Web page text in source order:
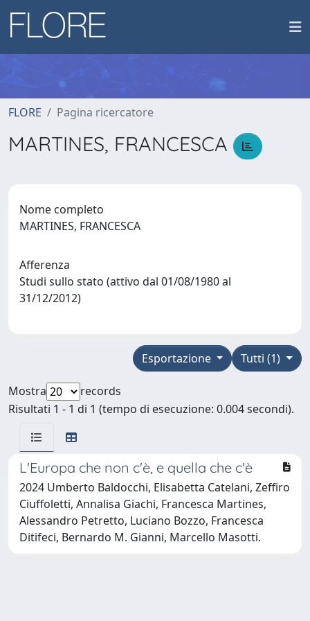
FLORE Pagina ricercatore
MARTINES, FRANCESCA
Nome completo
MARTINES, FRANCESCA
Afferenza
Studi sullo stato (attivo dal 01/08/1980 al
31/12/2012)
Tutti (1)
Esportazione
Mostra
records
Risultati 1 - 1 di 1 (tempo di esecuzione: 0.004 secondi).
L'Europa che non c'è, e quella che c'è
2024 Umberto Baldocchi, Elisabetta Catelani, Zeffiro
Ciuffoletti, Annalisa Giachi, Francesca Martines,
Alessandro Petretto, Luciano Bozzo, Francesca
Ditifeci, Bernardo M. Gianni, Marcello Masotti.